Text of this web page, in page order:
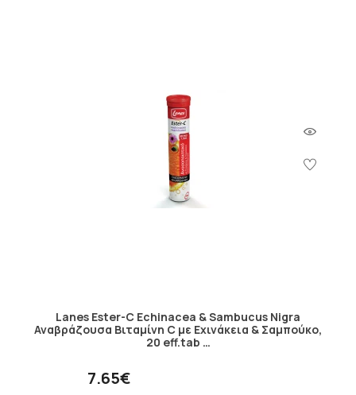
Lanes Ester-C Echinacea & Sambucus Nigra
Αναβράζουσα Βιταμίνη C με Εχινάκεια & Σαμπούκο,
20 eff.tab …
7.65€